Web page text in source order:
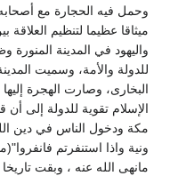
وحمل فيه الحجارة مع
ميثاقا عظيما لتنظيم العلاقة
واليهود في المدينة
للدولة والأمة، وسميت
البخارى، وصارت الهجرة
الإسلام تقوية للدولة إلى
مكة ودخول الناس في دين
ونية واذا استنفرتم
مانهى الله عنه ، وبقت تاريخا